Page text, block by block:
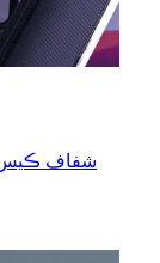
شفاف